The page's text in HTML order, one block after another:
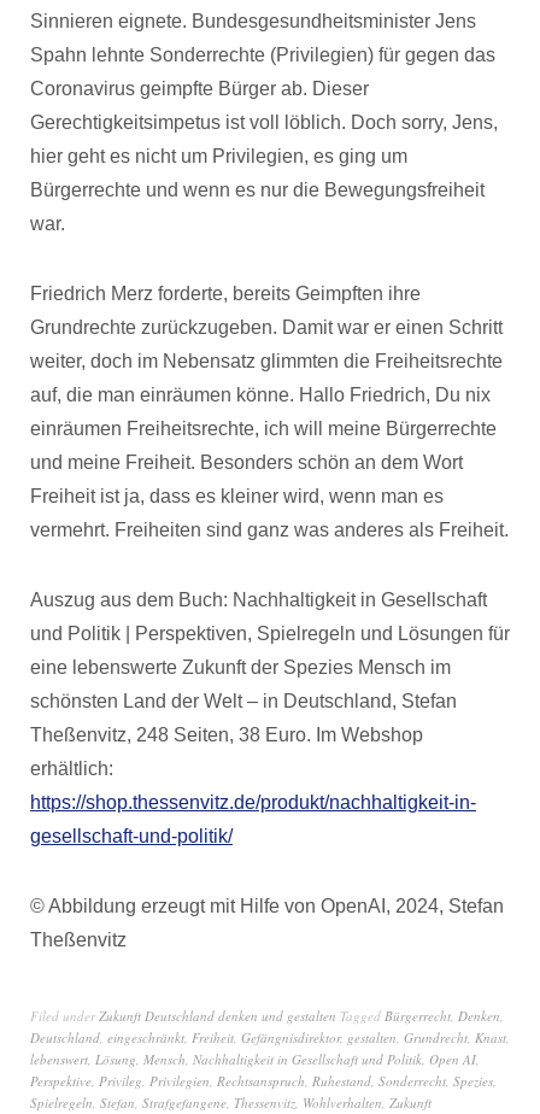
Sinnieren eignete. Bundesgesundheitsminister Jens
Spahn lehnte Sonderrechte (Privilegien) für gegen das
Coronavirus geimpfte Bürger ab. Dieser
Gerechtigkeitsimpetus ist voll löblich. Doch sorry, Jens,
hier geht es nicht um Privilegien, es ging um
Bürgerrechte und wenn es nur die Bewegungsfreiheit
war.
Friedrich Merz forderte, bereits Geimpften ihre
Grundrechte zurückzugeben. Damit war er einen Schritt
weiter, doch im Nebensatz glimmten die Freiheitsrechte
auf, die man einräumen könne. Hallo Friedrich, Du nix
einräumen Freiheitsrechte, ich will meine Bürgerrechte
und meine Freiheit. Besonders schön an dem Wort
Freiheit ist ja, dass es kleiner wird, wenn man es
vermehrt. Freiheiten sind ganz was anderes als Freiheit.
Auszug aus dem Buch: Nachhaltigkeit in Gesellschaft
und Politik | Perspektiven, Spielregeln und Lösungen für
eine lebenswerte Zukunft der Spezies Mensch im
schönsten Land der Welt – in Deutschland, Stefan
Theßenvitz, 248 Seiten, 38 Euro. Im Webshop
erhältlich:
https://shop.thessenvitz.de/produkt/nachhaltigkeit-in-
gesellschaft-und-politik/
© Abbildung erzeugt mit Hilfe von OpenAI, 2024, Stefan
Theßenvitz
Filed underZukunft Deutschland denken und gestalten Tagged Bürgerrecht, Denken,
Deutschland, eingeschränkt, Freiheit, Gefängnisdirektor, gestalten, Grundrecht, Knast,
lebenswert, Lösung, Mensch, Nachhaltigkeit in Gesellschaft und Politik, Open AI,
Perspektive, Privileg, Privilegien, Rechtsanspruch, Ruhestand, Sonderrecht, Spezies,
Spielregeln, Stefan, Strafgefangene, Thessenvitz, Wohlverhalten, Zukunft